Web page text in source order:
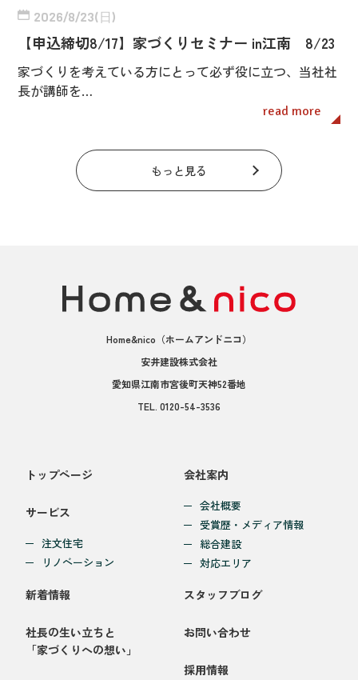
2026/8/23(日)
【申込締切8/17】家づくりセミナー in江南 8/23
家づくりを考えている方にとって必ず役に立つ、当社社
長が講師を…
read more
もっと見る
Home&nico （ホームアンドニコ）
安井建設株式会社
愛知県江南市宮後町天神52番地
TEL. 0120-54-3536
トップページ
サービス
注文住宅
リノベーション
会社案内
会社概要
受賞歴・メディア情報
総合建設
対応エリア
新着情報
社長の生い立ちと
「家づくりへの想い」
スタッフブログ
お問い合わせ
採用情報